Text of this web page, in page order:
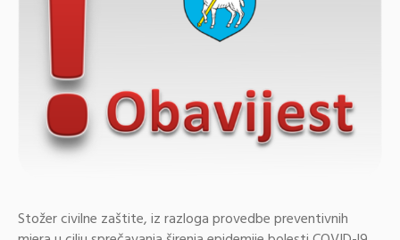
Stožer civilne zaštite, iz razloga provedbe preventivnih